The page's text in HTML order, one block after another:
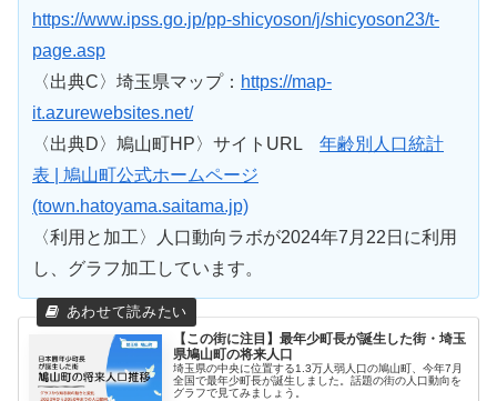
https://www.ipss.go.jp/pp-shicyoson/j/shicyoson23/t-
page.asp
〈出典C〉埼玉県マップ： https://map-
it.azurewebsites.net/
〈出典D〉鳩山町HP〉サイトURL 年齢別人口統計
表 | 鳩山町公式ホームページ
(town.hatoyama.saitama.jp)
〈利用と加工〉人口動向ラボが2024年7月22日に利用
し、グラフ加工しています。
【この街に注目】最年少町長が誕生した街・埼玉
県鳩山町の将来人口
埼玉県の中央に位置する1.3万人弱人口の鳩山町、今年7月
全国で最年少町長が誕生しました。話題の街の人口動向を
グラフで見てみましょう。